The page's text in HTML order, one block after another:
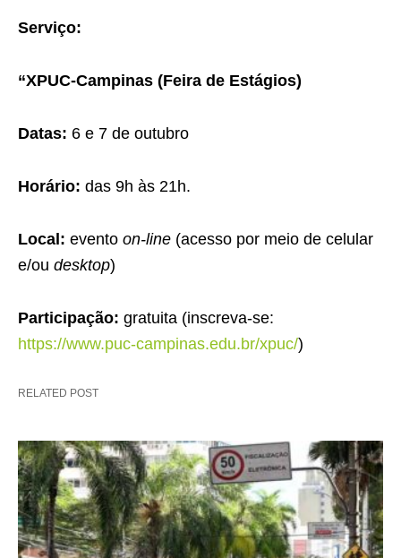
Serviço:
“XPUC-Campinas (Feira de Estágios)
Datas: 6 e 7 de outubro
Horário: das 9h às 21h.
Local: evento on-line (acesso por meio de celular
e/ou desktop)
Participação: gratuita (inscreva-se:
https://www.puc-campinas.edu.br/xpuc/)
RELATED POST